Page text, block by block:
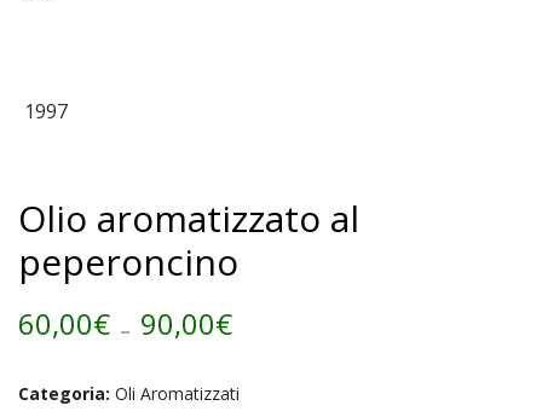
Olio aromatizzato al
peperoncino
60,00€ - 90,00€Fascia
di
Categoria: Oli Aromatizzati